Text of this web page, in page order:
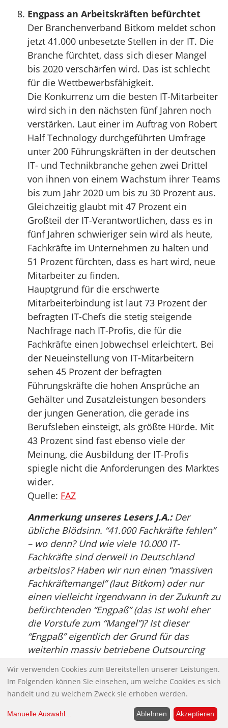
Engpass an Arbeitskräften befürchtet
Der Branchenverband Bitkom meldet schon
jetzt 41.000 unbesetzte Stellen in der IT. Die
Branche fürchtet, dass sich dieser Mangel
bis 2020 verschärfen wird. Das ist schlecht
für die Wettbewerbsfähigkeit.
Die Konkurrenz um die besten IT-Mitarbeiter
wird sich in den nächsten fünf Jahren noch
verstärken. Laut einer im Auftrag von Robert
Half Technology durchgeführten Umfrage
unter 200 Führungskräften in der deutschen
IT- und Technikbranche gehen zwei Drittel
von ihnen von einem Wachstum ihrer Teams
bis zum Jahr 2020 um bis zu 30 Prozent aus.
Gleichzeitig glaubt mit 47 Prozent ein
Großteil der IT-Verantwortlichen, dass es in
fünf Jahren schwieriger sein wird als heute,
Fachkräfte im Unternehmen zu halten und
51 Prozent fürchten, dass es hart wird, neue
Mitarbeiter zu finden.
Hauptgrund für die erschwerte
Mitarbeiterbindung ist laut 73 Prozent der
befragten IT-Chefs die stetig steigende
Nachfrage nach IT-Profis, die für die
Fachkräfte einen Jobwechsel erleichtert. Bei
der Neueinstellung von IT-Mitarbeitern
sehen 45 Prozent der befragten
Führungskräfte die hohen Ansprüche an
Gehälter und Zusatzleistungen besonders
der jungen Generation, die gerade ins
Berufsleben einsteigt, als größte Hürde. Mit
43 Prozent sind fast ebenso viele der
Meinung, die Ausbildung der IT-Profis
spiegle nicht die Anforderungen des Marktes
wider.
Quelle: FAZ
Anmerkung unseres Lesers J.A.:Der
übliche Blödsinn. “41.000 Fachkräfte fehlen”
– wo denn? Und wie viele 10.000 IT-
Fachkräfte sind derweil in Deutschland
arbeitslos? Haben wir nun einen “massiven
Fachkräftemangel” (laut Bitkom) oder nur
einen vielleicht irgendwann in der Zukunft zu
befürchtenden “Engpaß” (das ist wohl eher
die Vorstufe zum “Mangel”)? Ist dieser
“Engpaß” eigentlich der Grund für das
weiterhin massiv betriebene Outsourcing
lediglich darum, die selbstverständlich in
Massen in Deutschland vorhandenen
Inder nun mal um eine Größenordnung
Wir verwenden Cookies zum Bereitstellen unserer Leistungen.
Im Folgenden können Sie einsehen, um welche Cookies es sich
handelt und zu welchem Zweck sie erhoben werden.
Manuelle Auswahl... Ablehnen Akzeptieren